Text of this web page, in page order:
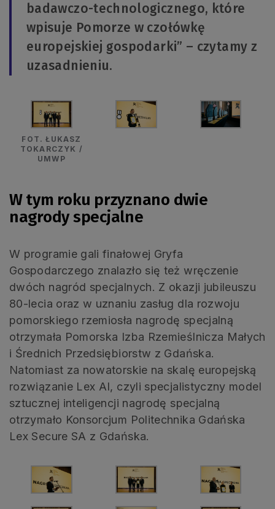
badawczo-technologicznego, które
wpisuje Pomorze w czołówkę
europejskiej gospodarki” – czytamy z
uzasadnieniu.
FOT. ŁUKASZ
TOKARCZYK /
UMWP
W tym roku przyznano dwie
nagrody specjalne
W programie gali finałowej Gryfa
Gospodarczego znalazło się też wręczenie
dwóch nagród specjalnych. Z okazji jubileuszu
80-lecia oraz w uznaniu zasług dla rozwoju
pomorskiego rzemiosła nagrodę specjalną
otrzymała Pomorska Izba Rzemieślnicza Małych
i Średnich Przedsiębiorstw z Gdańska.
Natomiast za nowatorskie na skalę europejską
rozwiązanie Lex AI, czyli specjalistyczny model
sztucznej inteligencji nagrodę specjalną
otrzymało Konsorcjum Politechnika Gdańska
Lex Secure SA z Gdańska.